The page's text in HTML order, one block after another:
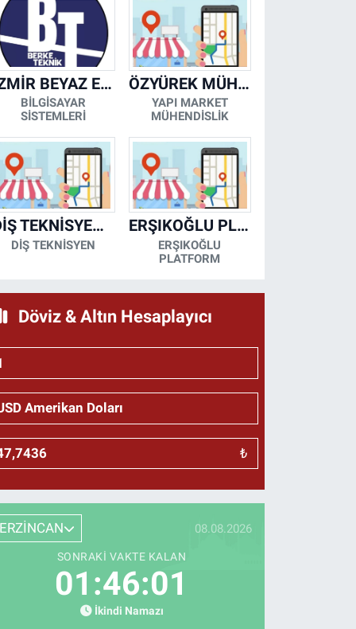
İZMİR BEYAZ EŞYA KLİMA KOMBİ SERVİSİ
BİLGİSAYAR
SİSTEMLERİ
ÖZYÜREK MÜHENDİSLİK
YAPI MARKET
MÜHENDİSLİK
DİŞ TEKNİSYENİ- MESUT KORKMAZ
DİŞ TEKNİSYEN
ERŞIKOĞLU PLATFORM
ERŞIKOĞLU
PLATFORM
Döviz & Altın Hesaplayıcı
₺
ERZİNCAN 08.08.2026
SONRAKI VAKTE KALAN
01:46:00
İkindi Namazı